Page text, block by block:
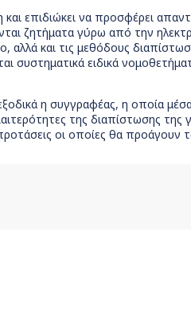
και επιδιώκει να προσφέρει
ζητήματα γύρω από την
αλλά και τις μεθόδους
συστηματικά ειδικά
η συγγραφέας, η οποία
της διαπίστωσης της
οι οποίες θα προάγουν